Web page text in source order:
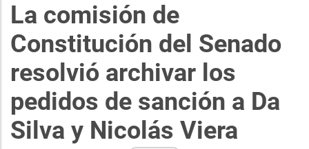
La comisión de
Constitución del Senado
resolvió archivar los
pedidos de sanción a Da
Silva y Nicolás Viera